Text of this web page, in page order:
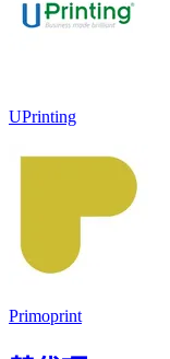
UPrinting
Primoprint